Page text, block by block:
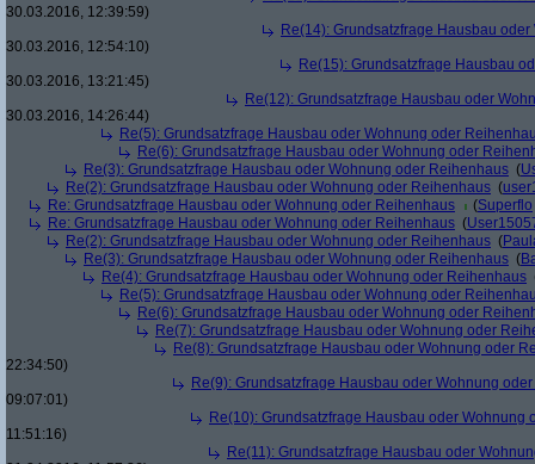
30.03.2016, 12:39:59)
Re(14): Grundsatzfrage Hausbau
30.03.2016, 12:54:10)
Re(15): Grundsatzfrage Hausbau
30.03.2016, 13:21:45)
Re(12): Grundsatzfrage Hausbau oder
30.03.2016, 14:26:44)
Re(5): Grundsatzfrage Hausbau oder Wohnung oder
Re(6): Grundsatzfrage Hausbau oder Wohnung oder
Re(3): Grundsatzfrage Hausbau oder Wohnung oder Reihenhaus (
Re(2): Grundsatzfrage Hausbau oder Wohnung oder Reihenhaus (
Re: Grundsatzfrage Hausbau oder Wohnung oder Reihenhaus
(Superflo
Re: Grundsatzfrage Hausbau oder Wohnung oder Reihenhaus (
Re(2): Grundsatzfrage Hausbau oder Wohnung oder Reihenhaus (
Re(3): Grundsatzfrage Hausbau oder Wohnung oder Reihenhaus (
Re(4): Grundsatzfrage Hausbau oder Wohnung oder Reihenhaus
Re(5): Grundsatzfrage Hausbau oder Wohnung oder
Re(6): Grundsatzfrage Hausbau oder Wohnung oder
Re(7): Grundsatzfrage Hausbau oder Wohnung oder
Re(8): Grundsatzfrage Hausbau oder Wohnung oder
22:34:50)
Re(9): Grundsatzfrage Hausbau oder Wohnung
09:07:01)
Re(10): Grundsatzfrage Hausbau oder Wohnung
11:51:16)
Re(11): Grundsatzfrage Hausbau oder